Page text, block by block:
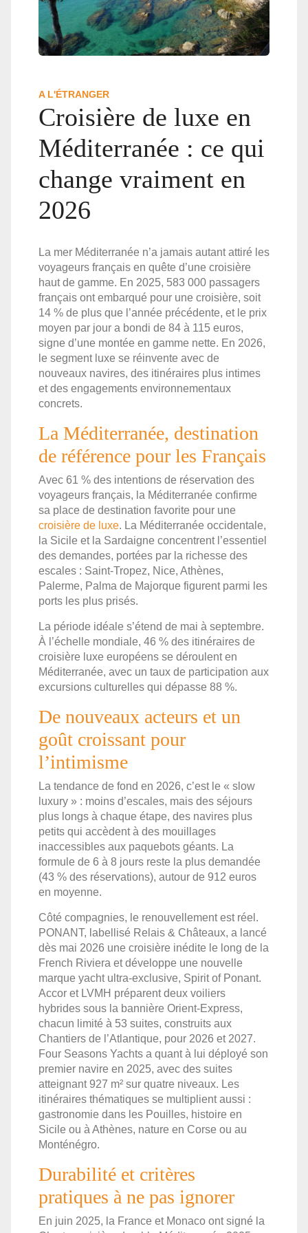
A L'ÉTRANGER
Croisière de luxe en
Méditerranée : ce qui
change vraiment en
2026
La mer Méditerranée n’a jamais autant attiré les
voyageurs français en quête d’une croisière
haut de gamme. En 2025, 583 000 passagers
français ont embarqué pour une croisière, soit
14 % de plus que l’année précédente, et le prix
moyen par jour a bondi de 84 à 115 euros,
signe d’une montée en gamme nette. En 2026,
le segment luxe se réinvente avec de
nouveaux navires, des itinéraires plus intimes
et des engagements environnementaux
concrets.
La Méditerranée, destination
de référence pour les Français
Avec 61 % des intentions de réservation des
voyageurs français, la Méditerranée confirme
sa place de destination favorite pour une
croisière de luxe. La Méditerranée occidentale,
la Sicile et la Sardaigne concentrent l’essentiel
des demandes, portées par la richesse des
escales : Saint-Tropez, Nice, Athènes,
Palerme, Palma de Majorque figurent parmi les
ports les plus prisés.
La période idéale s’étend de mai à septembre.
À l’échelle mondiale, 46 % des itinéraires de
croisière luxe européens se déroulent en
Méditerranée, avec un taux de participation aux
excursions culturelles qui dépasse 88 %.
De nouveaux acteurs et un
goût croissant pour
l’intimisme
La tendance de fond en 2026, c’est le « slow
luxury » : moins d’escales, mais des séjours
plus longs à chaque étape, des navires plus
petits qui accèdent à des mouillages
inaccessibles aux paquebots géants. La
formule de 6 à 8 jours reste la plus demandée
(43 % des réservations), autour de 912 euros
en moyenne.
Côté compagnies, le renouvellement est réel.
PONANT, labellisé Relais & Châteaux, a lancé
dès mai 2026 une croisière inédite le long de la
French Riviera et développe une nouvelle
marque yacht ultra-exclusive, Spirit of Ponant.
Accor et LVMH préparent deux voiliers
hybrides sous la bannière Orient-Express,
chacun limité à 53 suites, construits aux
Chantiers de l’Atlantique, pour 2026 et 2027.
Four Seasons Yachts a quant à lui déployé son
premier navire en 2025, avec des suites
atteignant 927 m² sur quatre niveaux. Les
itinéraires thématiques se multiplient aussi :
gastronomie dans les Pouilles, histoire en
Sicile ou à Athènes, nature en Corse ou au
Monténégro.
Durabilité et critères
pratiques à ne pas ignorer
En juin 2025, la France et Monaco ont signé la